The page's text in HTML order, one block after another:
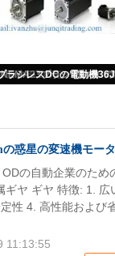
の惑星の変速機モー
の自動企業のため
ギヤ ギヤ 特徴: 1.
性 4. 高性能および
11:13:55